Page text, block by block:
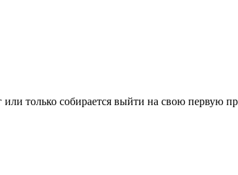
или только собирается выйти на свою первую